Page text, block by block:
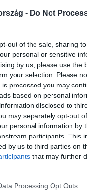
- Do Not
out of the sale, sharing
personal or sensitive
by us, please use the
your selection. Please
processed you may
based on personal
disclosed to
may separately opt-out
personal information by
participants. This
by us to third parties on
that may further
this website/app uses one
Processing Opt Outs
Reggeli vendége, aki
kívül pedig több
színházi munka
tervvel a pandémia